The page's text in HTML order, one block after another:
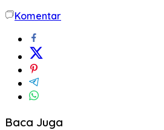
Komentar
Baca Juga